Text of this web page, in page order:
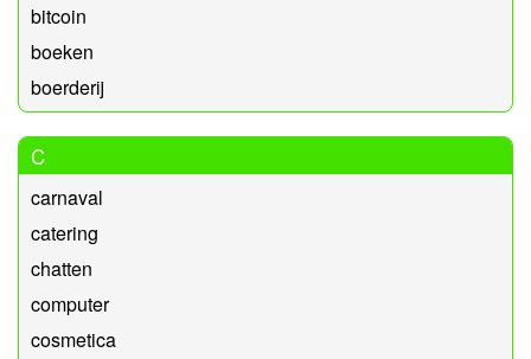
bitcoin
boeken
boerderij
C
carnaval
catering
chatten
computer
cosmetica